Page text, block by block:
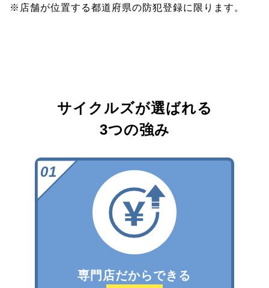
※店舗が位置する都道府県の防犯登録に限ります。
サイクルズが選ばれる
3つの強み
専門店だからできる